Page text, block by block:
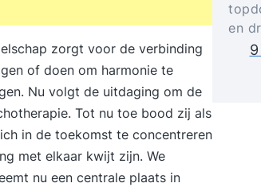
zorgt voor de verbinding
of doen om harmonie te
Nu volgt de uitdaging om de
Tot nu toe bood zij als
in de toekomst te concentreren
met elkaar kwijt zijn. We
nu een centrale plaats in
en